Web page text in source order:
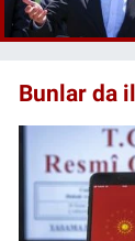
Bunlar da